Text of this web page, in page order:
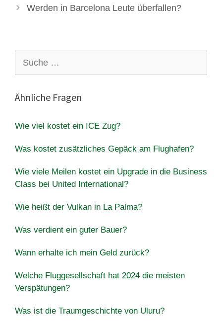
Werden in Barcelona Leute überfallen?
nach:
Ähnliche Fragen
Wie viel kostet ein ICE Zug?
Was kostet zusätzliches Gepäck am Flughafen?
Wie viele Meilen kostet ein Upgrade in die Business
Class bei United International?
Wie heißt der Vulkan in La Palma?
Was verdient ein guter Bauer?
Wann erhalte ich mein Geld zurück?
Welche Fluggesellschaft hat 2024 die meisten
Verspätungen?
Was ist die Traumgeschichte von Uluru?